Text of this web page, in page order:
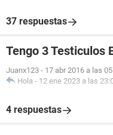
37 respuestas
Tengo 3 Testiculos
Juanx123 - 17 abr 2016 a las
Hola - 12 ene 2023 a las
4 respuestas